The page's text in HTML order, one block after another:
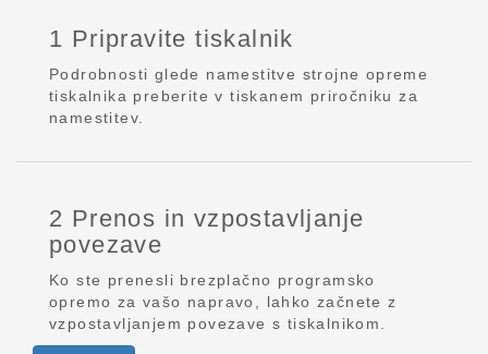
1 Pripravite tiskalnik
Podrobnosti glede namestitve strojne opreme
tiskalnika preberite v tiskanem priročniku za
namestitev.
2 Prenos in vzpostavljanje
povezave
Ko ste prenesli brezplačno programsko
opremo za vašo napravo, lahko začnete z
vzpostavljanjem povezave s tiskalnikom.